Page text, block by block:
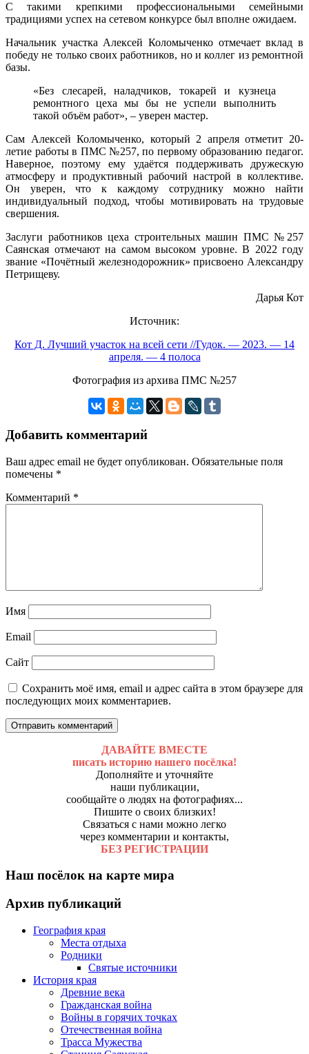
С такими крепкими профессиональными семейными
традициями успех на сетевом конкурсе был вполне ожидаем.
Начальник участка Алексей Коломыченко отмечает вклад в
победу не только своих работников, но и коллег из ремонтной
базы.
«Без слесарей, наладчиков, токарей и кузнеца
ремонтного цеха мы бы не успели выполнить
такой объём работ», – уверен мастер.
Сам Алексей Коломыченко, который 2 апреля отметит 20-
летие работы в ПМС №257, по первому образованию педагог.
Наверное, поэтому ему удаётся поддерживать дружескую
атмосферу и продуктивный рабочий настрой в коллективе.
Он уверен, что к каждому сотруднику можно найти
индивидуальный подход, чтобы мотивировать на трудовые
свершения.
Заслуги работников цеха строительных машин ПМС №257
Саянская отмечают на самом высоком уровне. В 2022 году
звание «Почётный железнодорожник» присвоено Александру
Петрищеву.
Дарья Кот
Источник:
Кот Д. Лучший участок на всей сети //Гудок. — 2023. — 14
апреля. — 4 полоса
Фотография из архива ПМС №257
Добавить комментарий
Ваш адрес email не будет опубликован. Обязательные поля
помечены *
Комментарий *
Имя
Email
Сайт
Сохранить моё имя, email и адрес сайта в этом браузере для
последующих моих комментариев.
ДАВАЙТЕ ВМЕСТЕ
писать историю нашего посёлка!
Дополняйте и уточняйте
наши публикации,
сообщайте о людях на фотографиях...
Пишите о своих близких!
Связаться с нами можно легко
через комментарии и контакты,
БЕЗ РЕГИСТРАЦИИ
Наш посёлок на карте мира
Архив публикаций
География края
Места отдыха
Родники
Святые источники
История края
Древние века
Гражданская война
Войны в горячих точках
Отечественная война
Трасса Мужества